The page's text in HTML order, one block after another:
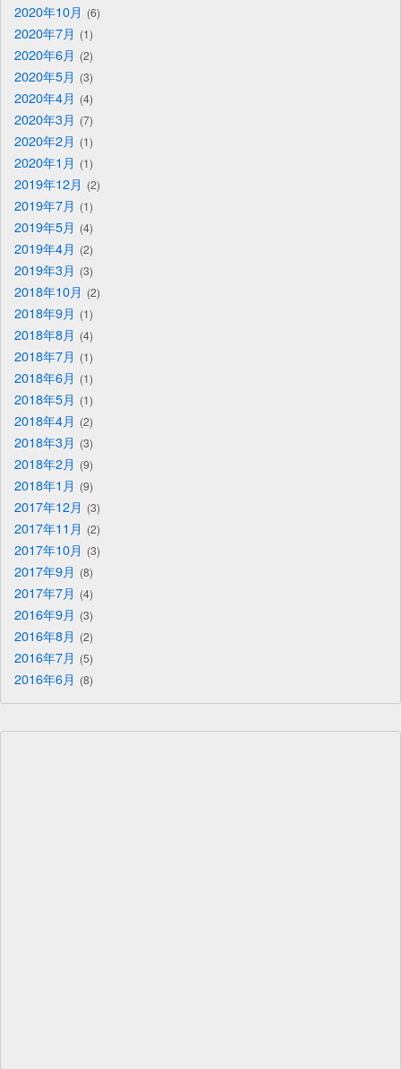
2020年10月 6
2020年7月 1
2020年6月 2
2020年5月 3
2020年4月 4
2020年3月 7
2020年2月 1
2020年1月 1
2019年12月 2
2019年7月 1
2019年5月 4
2019年4月 2
2019年3月 3
2018年10月 2
2018年9月 1
2018年8月 4
2018年7月 1
2018年6月 1
2018年5月 1
2018年4月 2
2018年3月 3
2018年2月 9
2018年1月 9
2017年12月 3
2017年11月 2
2017年10月 3
2017年9月 8
2017年7月 4
2016年9月 3
2016年8月 2
2016年7月 5
2016年6月 8